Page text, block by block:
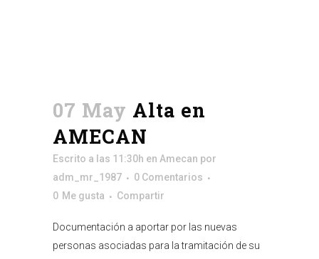
07 May Alta en
AMECAN
Escrito a las 11:30h en Amecan por
adm_mr_1987
0 Comentarios
0 Me gusta Compartir
Documentación a aportar por las nuevas
personas asociadas para la tramitación de su